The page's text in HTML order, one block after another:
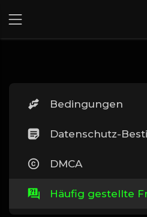
Bedingungen
Datenschutz-
DMCA
Häufig gestellte